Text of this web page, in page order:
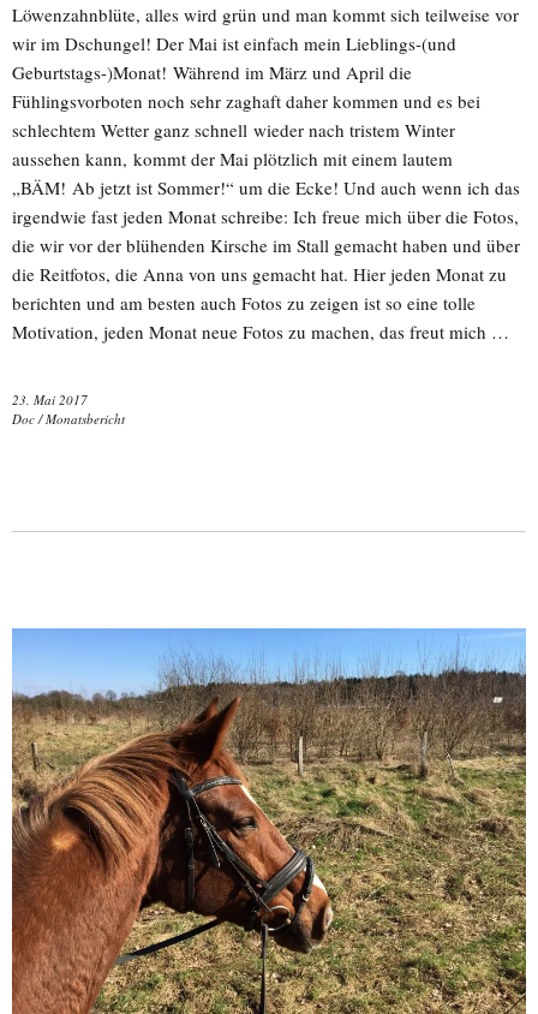
Löwenzahnblüte, alles wird grün und man kommt sich teilweise vor
wir im Dschungel! Der Mai ist einfach mein Lieblings-(und
Geburtstags-)Monat! Während im März und April die
Fühlingsvorboten noch sehr zaghaft daher kommen und es bei
schlechtem Wetter ganz schnell wieder nach tristem Winter
aussehen kann, kommt der Mai plötzlich mit einem lautem
„BÄM! Ab jetzt ist Sommer!“ um die Ecke! Und auch wenn ich das
irgendwie fast jeden Monat schreibe: Ich freue mich über die Fotos,
die wir vor der blühenden Kirsche im Stall gemacht haben und über
die Reitfotos, die Anna von uns gemacht hat. Hier jeden Monat zu
berichten und am besten auch Fotos zu zeigen ist so eine tolle
Motivation, jeden Monat neue Fotos zu machen, das freut mich …
23. Mai 2017
Doc/Monatsbericht